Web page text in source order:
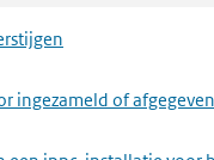
toepassen van
ingezameld of